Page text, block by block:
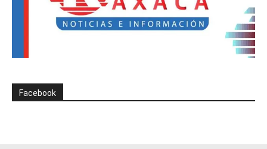
Facebook